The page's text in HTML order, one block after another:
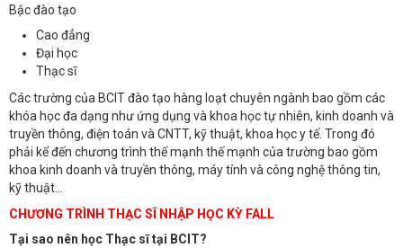
Bậc đào tạo
Cao đẳng
Đại học
Thạc sĩ
Các trường của BCIT đào tạo hàng loạt chuyên ngành bao gồm các
khóa học đa dạng như ứng dụng và khoa học tự nhiên, kinh doanh và
truyền thông, điện toán và CNTT, kỹ thuật, khoa học y tế. Trong đó
phải kể đến chương trình thế mạnh thế mạnh của trường bao gồm
khoa kinh doanh và truyền thông, máy tính và công nghệ thông tin,
kỹ thuật...
CHƯƠNG TRÌNH THẠC SĨ NHẬP HỌC KỲ FALL
Tại sao nên học Thạc sĩ tại BCIT?